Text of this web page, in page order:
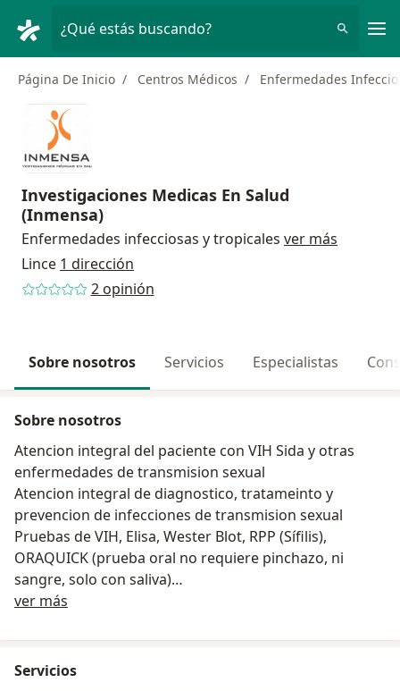
¿Qué estás buscando?
Página De Inicio Centros Médicos Enfermedades
Investigaciones Medicas En Salud
(Inmensa)
Enfermedades infecciosas y tropicales ver más
Lince 1 dirección
2 opinión
Sobre nosotros Servicios Especialistas
Sobre nosotros
Atencion integral del paciente con VIH Sida y otras
enfermedades de transmision sexual
Atencion integral de diagnostico, tratameinto y
prevencion de infecciones de transmision sexual
Pruebas de VIH, Elisa, Wester Blot, RPP (Sífilis),
ORAQUICK (prueba oral no requiere pinchazo, ni
sangre, solo con saliva)
Procedimientos de Crioterapia
anales, lunares)
Consultas Psicologicas y Terapia para pacientes con
ver más
Servicios